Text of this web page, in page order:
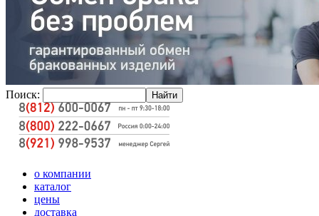
Поиск:
о компании
каталог
цены
доставка